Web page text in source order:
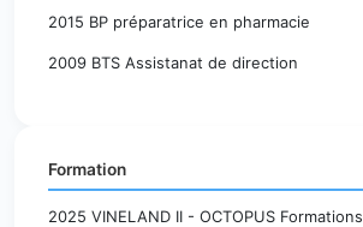
2015 BP préparatrice en pharmacie
2009 BTS Assistanat de direction
Formation
2025 VINELAND II - OCTOPUS Formations